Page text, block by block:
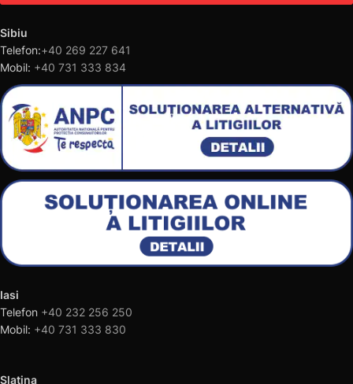
Sibiu
Telefon:+40 269 227 641
Mobil: +40 731 333 834
Iasi
Telefon +40 232 256 250
Mobil: +40 731 333 830
Slatina